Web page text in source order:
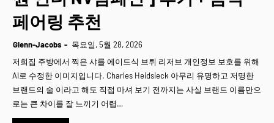
페어링 추천
Glenn-Jacobs
목요일, 5월 28, 2026
저희집 주방에서 찍은 샤를 에이드식 브뤼 리저브 개인정보 보호를 위해
AI로 수정한 이미지입니다. Charles Heidsieck 아무리 유명하고 저명한
브랜드의 술 이라고 해도 직접 마셔 보기 전까지는 사실 브랜드 이름만으
로는 큰 차이를 잘 느끼기 어렵…